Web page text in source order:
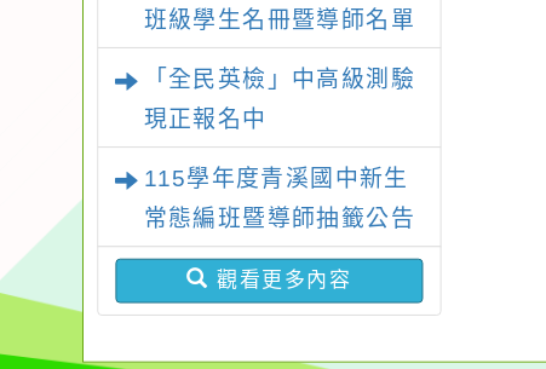
班級學生名冊暨導師名單
「全民英檢」中高級測驗
現正報名中
115學年度青溪國中新生
常態編班暨導師抽籤公告
觀看更多內容